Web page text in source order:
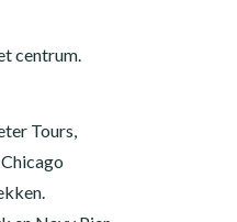
centrum.
Tours,